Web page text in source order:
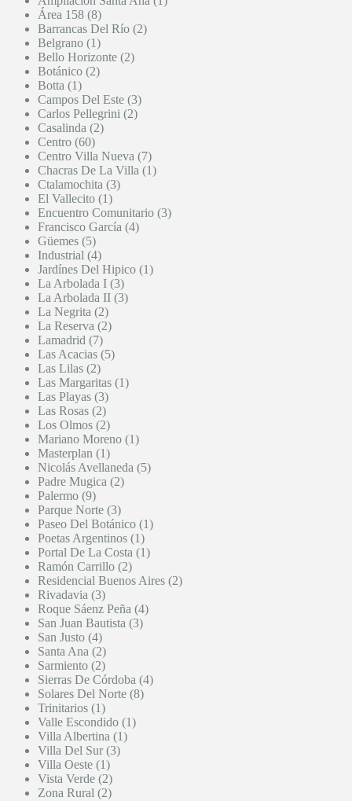
Área 158 (8)
Barrancas Del Río (2)
Belgrano (1)
Bello Horizonte (2)
Botánico (2)
Botta (1)
Campos Del Este (3)
Carlos Pellegrini (2)
Casalinda (2)
Centro (60)
Centro Villa Nueva (7)
Chacras De La Villa (1)
Ctalamochita (3)
El Vallecito (1)
Encuentro Comunitario (3)
Francisco García (4)
Güemes (5)
Industrial (4)
Jardínes Del Hipico (1)
La Arbolada I (3)
La Arbolada II (3)
La Negrita (2)
La Reserva (2)
Lamadrid (7)
Las Acacias (5)
Las Lilas (2)
Las Margaritas (1)
Las Playas (3)
Las Rosas (2)
Los Olmos (2)
Mariano Moreno (1)
Masterplan (1)
Nicolás Avellaneda (5)
Padre Mugica (2)
Palermo (9)
Parque Norte (3)
Paseo Del Botánico (1)
Poetas Argentinos (1)
Portal De La Costa (1)
Ramón Carrillo (2)
Residencial Buenos Aires (2)
Rivadavia (3)
Roque Sáenz Peña (4)
San Juan Bautista (3)
San Justo (4)
Santa Ana (2)
Sarmiento (2)
Sierras De Córdoba (4)
Solares Del Norte (8)
Trinitarios (1)
Valle Escondido (1)
Villa Albertina (1)
Villa Del Sur (3)
Villa Oeste (1)
Vista Verde (2)
Zona Rural (2)